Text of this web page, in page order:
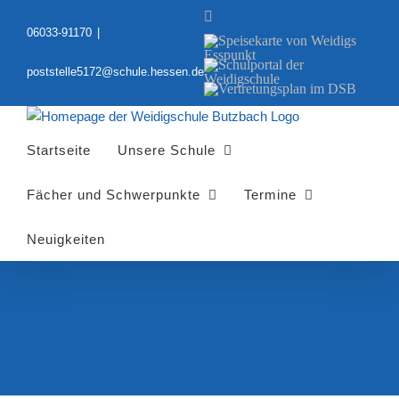
Inhalt06033-91170
poststelle5172@schule.hessen.de
Speisekarte
von
Weidigs
Esspunkt
Schulportal
der
Weidigschule
Vertretungsplan
DSB
Startseite Unsere Schule
Fächer und Schwerpunkte Termine
Neuigkeiten